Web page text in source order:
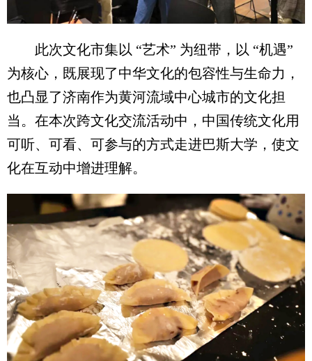
此次文化市集以 “艺术” 为纽带，以 “机遇”
为核心，既展现了中华文化的包容性与生命力，
也凸显了济南作为黄河流域中心城市的文化担
当。在本次跨文化交流活动中，中国传统文化用
可听、可看、可参与的方式走进巴斯大学，使文
化在互动中增进理解。